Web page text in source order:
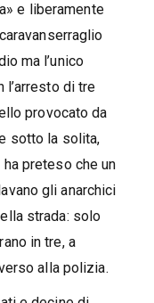
e liberamente
ma l’unico
l’arresto di tre
provocato da
sotto la solita,
preteso che un
gli anarchici
strada: solo
in tre, a
alla polizia.